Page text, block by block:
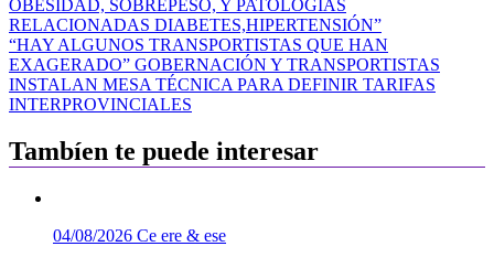
de
entradas
OBESIDAD, SOBREPESO, Y PATOLOGIAS
RELACIONADAS DIABETES,HIPERTENSIÓN”
“HAY ALGUNOS TRANSPORTISTAS QUE HAN
EXAGERADO” GOBERNACIÓN Y TRANSPORTISTAS
INSTALAN MESA TÉCNICA PARA DEFINIR TARIFAS
INTERPROVINCIALES
Tambíen te puede interesar
04/08/2026 Ce ere & ese